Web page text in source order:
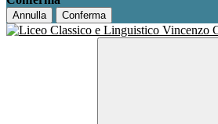
Annulla Conferma